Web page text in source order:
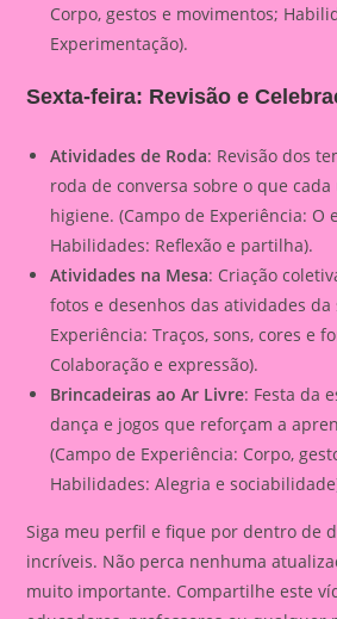
Corpo, gestos e movimentos;
Experimentação).
Sexta-feira: Revisão e
Atividades de Roda: Revisão dos
roda de conversa sobre o que
higiene. (Campo de Experiência: O
Habilidades: Reflexão e partilha).
Atividades na Mesa: Criação
fotos e desenhos das atividades da
Experiência: Traços, sons, cores e
Colaboração e expressão).
Brincadeiras ao Ar Livre: Festa da
dança e jogos que reforçam a
(Campo de Experiência: Corpo,
Habilidades: Alegria e
Siga meu perfil e fique por dentro de
incríveis. Não perca nenhuma
muito importante. Compartilhe este